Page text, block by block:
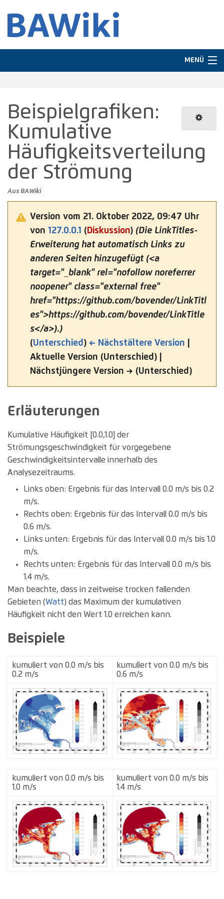
MENÜ
In anderen Sprachen
Suche
Beispielgrafiken:
Kumulative
Häufigkeitsverteilung
der Strömung
Aus BAWiki
Version vom 21. Oktober 2022, 09:47 Uhr
von 127.0.0.1 (Diskussion) (Die LinkTitles-
Erweiterung hat automatisch Links zu
anderen Seiten hinzugefügt (<a
target="_blank" rel="nofollow noreferrer
noopener" class="external free"
href="https://github.com/bovender/LinkTitl
es">https://github.com/bovender/LinkTitle
s</a>).)
(Unterschied) ← Nächstältere Version
Aktuelle Version (Unterschied) |
Nächstjüngere Version → (Unterschied)
Erläuterungen
Kumulative Häufigkeit [0.0,1.0] der
Strömungsgeschwindigkeit für vorgegebene
Geschwindigkeitsintervalle innerhalb des
Analysezeitraums.
Links oben: Ergebnis für das Intervall 0.0 m/s bis 0.2
m/s.
Rechts oben: Ergebnis für das Intervall 0.0 m/s bis
0.6 m/s.
Links unten: Ergebnis für das Intervall 0.0 m/s bis 1.0
m/s.
Rechts unten: Ergebnis für das Intervall 0.0 m/s bis
1.4 m/s.
Man beachte, dass in zeitweise trocken fallenden
Gebieten (Watt) das Maximum der kumulativen
Häufigkeit nicht den Wert 1.0 erreichen kann.
Beispiele
kumuliert von 0.0 m/s bis
0.2 m/s
kumuliert von 0.0 m/s bis
0.6 m/s
kumuliert von 0.0 m/s bis
1.0 m/s
kumuliert von 0.0 m/s bis
1.4 m/s